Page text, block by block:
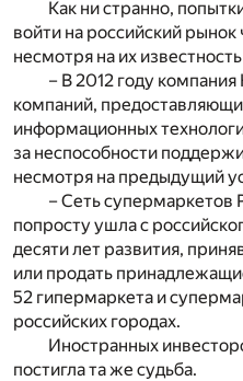
Как ни странно,
войти на российский
несмотря на их
– В 2012 году
компаний,
информационных
за неспособности
несмотря на предыдущий
– Сеть супермаркетов
попросту ушла с
десяти лет развития,
или продать
52 гипермаркета и
российских городах.
Иностранных
постигла та же судьба.